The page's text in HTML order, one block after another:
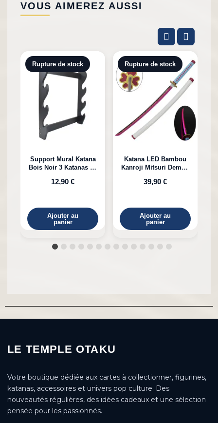
VOUS AIMEREZ AUSSI
Rupture de stock
Support Mural Katana
Bois Noir 3 Katanas en
12,90 €
Ajouter au
panier
Rupture de stock
Katana LED Bambou
Kanroji Mitsuri Demon
39,90 €
Ajouter au
panier
LE TEMPLE OTAKU
Votre boutique dédiée aux cartes à collectionner, figurines,
katanas, accessoires et univers pop culture. Des
nouveautés régulières, des idées cadeaux et une sélection
pensée pour les passionnés.